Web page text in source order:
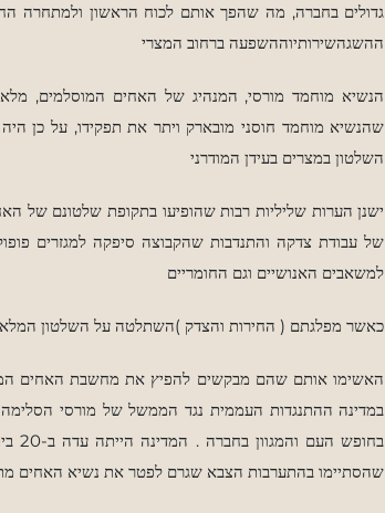
גדולים בחברה, מה שהפך אותם לכוח הראשון ולמתחרה
ההשגהשירותיוההשפעה ברחוב המצרי
הנשיא מוחמד מורסי, המנהיג של האחים המוסלמים,
שהנשיא מוחמד חוסני מובארק ויתר את תפקידו, על כן
השלטון במצרים בעידן המודרני
ישנן הערות שליליות רבות שהופיעו בתקופת שלטונם של
של עבודת צדקה והתנדבות שהקבוצה סיפקה למגזרים
למשאבים האנושיים וגם החומריים
כאשר מפלגתם ( החירות והצדק )השתלטה על השלטון
האשימו אותם שהם מבקשים להפיץ את מחשבת האחים
במדינה ההתנגדות העממית נגד הממשל של מורסי הסלימה
בחופש העם והמגוון בחברה . המדינה הייתה עדה ב-20 ביוני 2013 – יום
שהסתיימו בהתערבות הצבא שגרם לפטר את נשיא האחים